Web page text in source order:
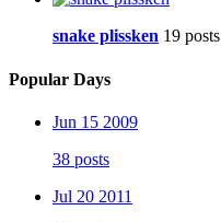
snake plissken 19 posts
Popular Days
Jun 15 2009
38 posts
Jul 20 2011